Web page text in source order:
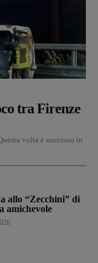
tra Firenze
volta è successo in
allo “Zecchini” di
amichevole